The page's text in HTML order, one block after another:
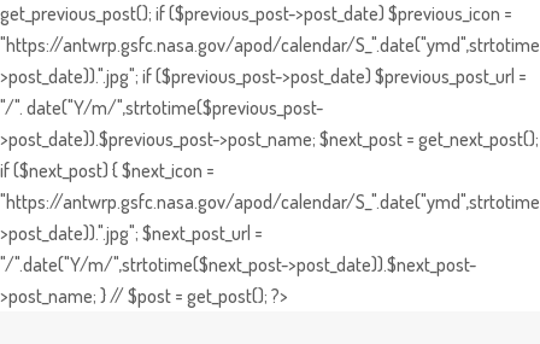
get_previous_post(); if ($previous_post->post_date) $previous_icon =
"https://antwrp.gsfc.nasa.gov/apod/calendar/
>post_date)).".jpg"; if ($previous_post->post_date) $previous_post_url =
"/". date("Y/m/",strtotime($previous_post-
>post_date)).$previous_post->post_name; $next_post = get_next_post();
if ($next_post) { $next_icon =
"https://antwrp.gsfc.nasa.gov/apod/calendar/
>post_date)).".jpg"; $next_post_url =
"/".date("Y/m/",strtotime($next_post->post_date)).$next_post-
>post_name; } // $post = get_post(); ?>